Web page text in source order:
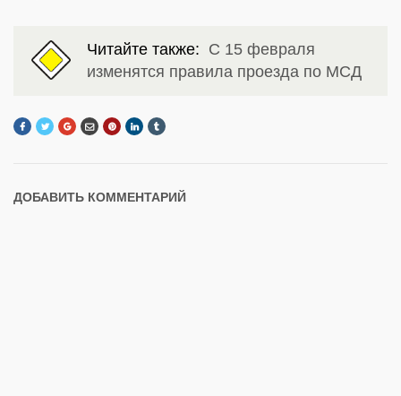
Читайте также: С 15 февраля
изменятся правила проезда по МСД
ДОБАВИТЬ КОММЕНТАРИЙ